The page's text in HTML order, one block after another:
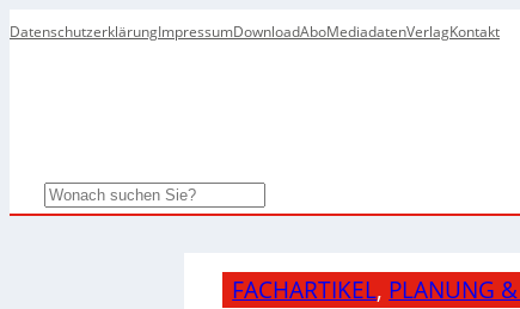
DatenschutzerklärungImpressumDownloadAboMediadatenVerlagKontakt
Search
FACHARTIKEL, PLANUNG